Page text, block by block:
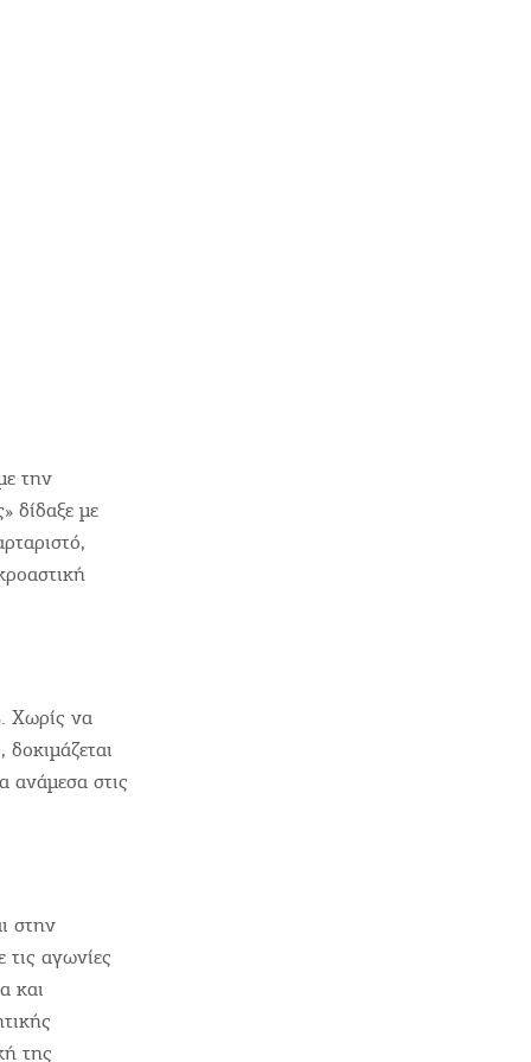
την
δίδαξε µε
Χωρίς να
ανάμεσα στις
στην
τις αγωνίες
και
της